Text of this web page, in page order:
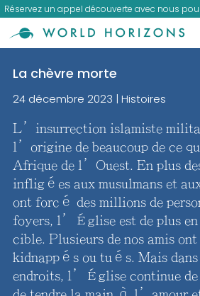
Réservez un appel découverte avec nous
La chèvre morte
24 décembre 2023 | Histoires
L’insurrection islamiste
l’origine de beaucoup de ce
Afrique de l’Ouest. En plus
infligées aux musulmans et
ont forcé des millions de
foyers, l’Église est de plus en
cible. Plusieurs de nos amis
kidnappés ou tués. Mais dans
endroits, l’Église continue de